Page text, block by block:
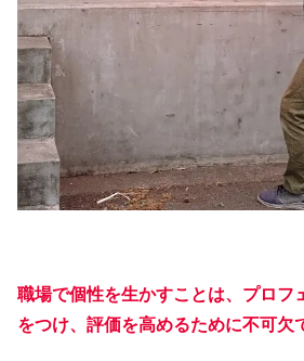
職場で個性を生かすことは、プロフ
をつけ、評価を高めるために不可欠